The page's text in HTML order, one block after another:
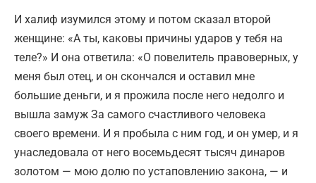
И халиф изумился этому и потом сказал второй
женщине: «А ты, каковы причины ударов у тебя на
теле?» И она ответила: «О повелитель правоверных, у
меня был отец, и он скончался и оставил мне
большие деньги, и я прожила после него недолго и
вышла замуж За самого счастливого человека
своего времени. И я пробыла с ним год, и он умер, и я
унаследовала от него восемьдесят тысяч динаров
золотом — мою долю по устаповлению закона, — и